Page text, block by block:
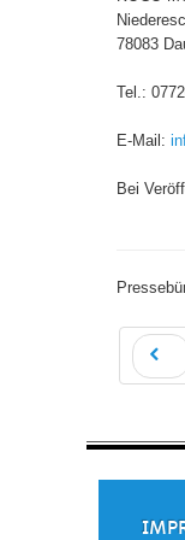
Tel.:
E-Mail:
Bei